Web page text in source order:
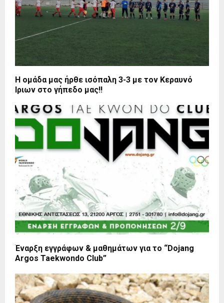
Η ομάδα μας ήρθε ισόπαλη 3-3 με τον Κεραυνό
Ιριων στο γήπεδο μας!!
Έναρξη εγγράφων & μαθημάτων για το “Dojang
Argos Taekwondo Club”